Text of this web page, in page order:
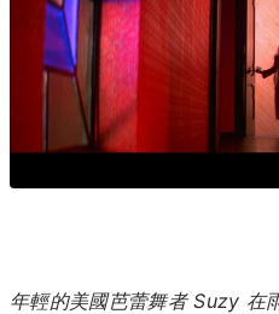
年輕的美國芭蕾舞者 Suzy 在